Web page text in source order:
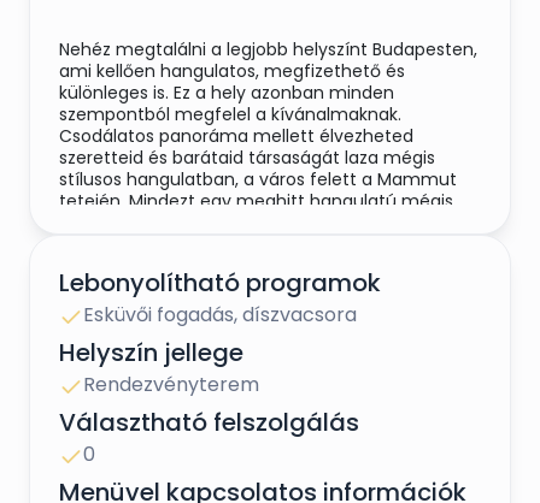
Nehéz megtalálni a legjobb helyszínt Budapesten,
ami kellően hangulatos, megfizethető és
különleges is. Ez a hely azonban minden
szempontból megfelel a kívánalmaknak.
Csodálatos panoráma mellett élvezheted
szeretteid és barátaid társaságát laza mégis
stílusos hangulatban, a város felett a Mammut
tetején. Mindezt egy meghitt hangulatú mégis
Jó helyen jársz ha:
Egyedülálló rendezvényhelyszínt
lenyűgöző panorámával. A Mammut tetején,
szabad levegőn, biztonságos környezetben
központi lokáció mégis teljesen szeparált
Lebonyolítható programok
Esküvői fogadás, díszvacsora
Helyszín jellege
Rendezvényterem
Választható felszolgálás
0
Menüvel kapcsolatos információk